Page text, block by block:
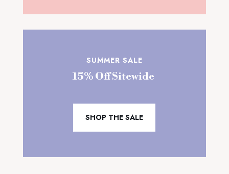
SUMMER SALE
15% Off Sitewide
SHOP THE SALE